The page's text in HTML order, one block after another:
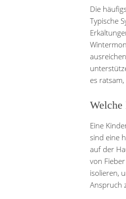
Die
Typische
es
Eine
sind eine
auf der
von
isolieren,
Anspruch